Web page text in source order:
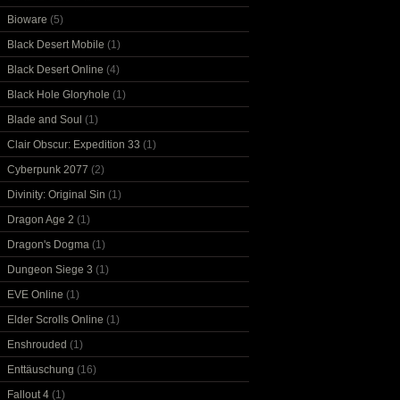
Bioware (5)
Black Desert Mobile (1)
Black Desert Online (4)
Black Hole Gloryhole (1)
Blade and Soul (1)
Clair Obscur: Expedition 33 (1)
Cyberpunk 2077 (2)
Divinity: Original Sin (1)
Dragon Age 2 (1)
Dragon's Dogma (1)
Dungeon Siege 3 (1)
EVE Online (1)
Elder Scrolls Online (1)
Enshrouded (1)
Enttäuschung (16)
Fallout 4 (1)